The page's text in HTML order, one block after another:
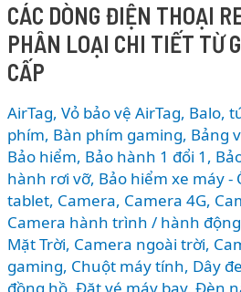
vs
Sony
WH-
1000XM6
vs
Bose
QC
Ultra:
Đâu
là
tai
nghe
CÁC DÒNG ĐIỆN THOẠI
PHÂN LOẠI CHI TIẾT TỪ
CẤP
AirTag, Vỏ bảo vệ AirTag, Balo,
phím, Bàn phím gaming, Bảng
Bảo hiểm, Bảo hành 1 đổi 1 ,
hành rơi vỡ, Bảo hiểm xe máy -
tablet, Camera, Camera 4G,
Camera hành trình / hành động
Mặt Trời, Camera ngoài trời,
gaming, Chuột máy tính, Dây